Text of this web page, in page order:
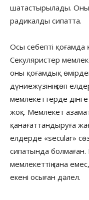
шатастырылады. Оның
радикалды сипатта.
Осы себепті
Секуляристер
оны қоғамдық
дүниежүзінің көп
мемлекеттерде
жоқ. Мемлекет
қанағаттандыруға
елдерде «secular»
сипатында
мемлекеттің ғана
екені осыған дәлел.